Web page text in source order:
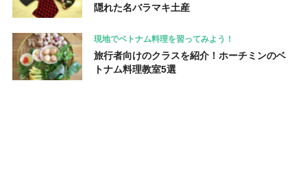
隠れた名バラマキ土産
現地でベトナム料理を習ってみよう！
旅行者向けのクラスを紹介！ホーチミンのベ
トナム料理教室5選